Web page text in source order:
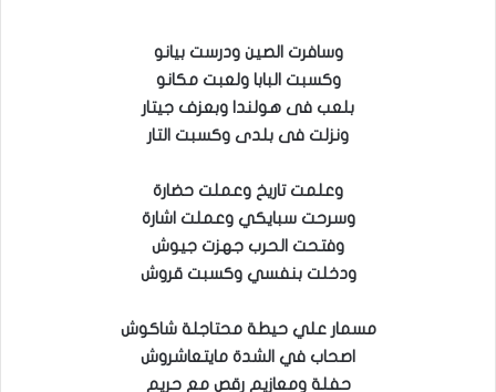
وسافرت الصين ودرست بيانو
وكسبت البابا ولعبت مكانو
بلعب فى هولندا وبعزف جيتار
ونزلت فى بلدى وكسبت التار
وعلمت تاريخ وعملت حضارة
وسرحت سبايكي وعملت اشارة
وفتحت الحرب جهزت جيوش
ودخلت بنفسي وكسبت قروش
مسمار علي حيطة محتاجلة شاكوش
اصحاب في الشدة مايتعاشروش
حفلة ومعازيم رقص مع حريم